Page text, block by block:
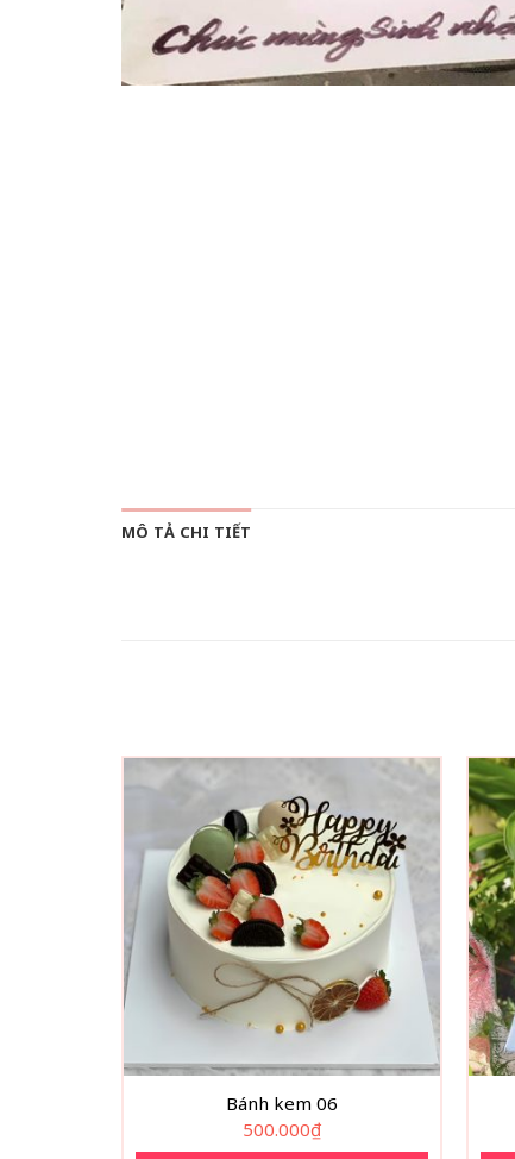
MÔ TẢ CHI TIẾT
Bánh kem 06
500.000₫